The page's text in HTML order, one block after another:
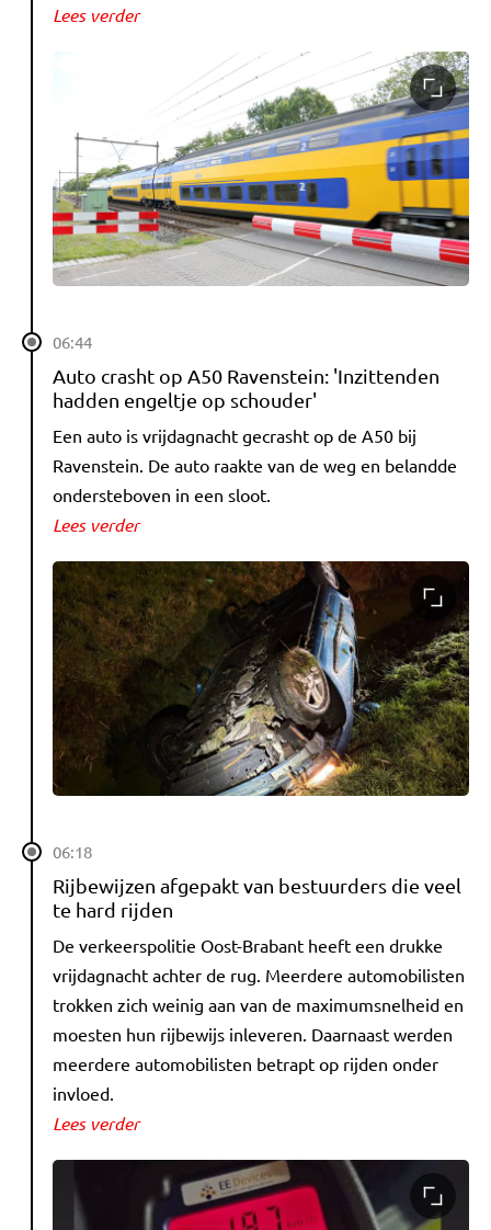
Lees verder
06:44
Auto crasht op A50 Ravenstein: 'Inzittenden
hadden engeltje op schouder'
Een auto is vrijdagnacht gecrasht op de A50 bij
Ravenstein. De auto raakte van de weg en belandde
ondersteboven in een sloot.
Lees verder
06:18
Rijbewijzen afgepakt van bestuurders die veel
te hard rijden
De verkeerspolitie Oost-Brabant heeft een drukke
vrijdagnacht achter de rug. Meerdere automobilisten
trokken zich weinig aan van de maximumsnelheid en
moesten hun rijbewijs inleveren. Daarnaast werden
meerdere automobilisten betrapt op rijden onder
invloed.
Lees verder